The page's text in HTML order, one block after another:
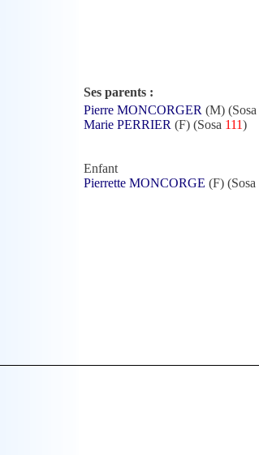
Ses parents :
Pierre MONCORGER (M) (Sosa
Marie PERRIER (F) (Sosa 111)
Enfant
Pierrette MONCORGE (F) (Sosa